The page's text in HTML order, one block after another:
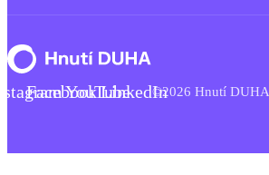
FacebookYouTubeLinkedIn©2026 Hnutí DUHA